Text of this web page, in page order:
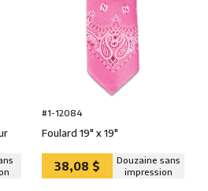
#1-12084
Foulard 19″ x 19″
38,08 $
Douzaine sans
impression